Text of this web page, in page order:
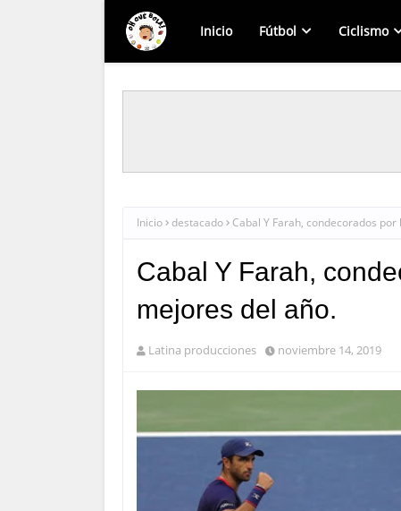
Inicio Fútbol Ciclismo
Inicio destacado Cabal Y Farah, condecorados
Cabal Y Farah,
mejores del año.
Latina producciones noviembre 14, 2019